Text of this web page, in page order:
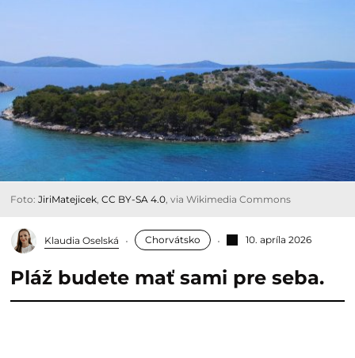
Foto: JiriMatejicek CC BY-SA 4.0 , via Wikimedia Commons
Klaudia Oselská Chorvátsko 10. apríla 2026
Pláž budete mať sami pre seba.